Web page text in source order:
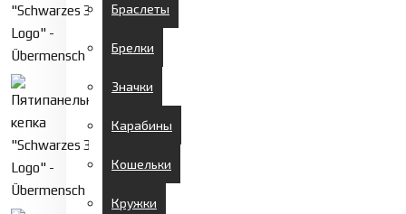
Браслеты
Брелки
Значки
Карабины
Кошельки
Кружки